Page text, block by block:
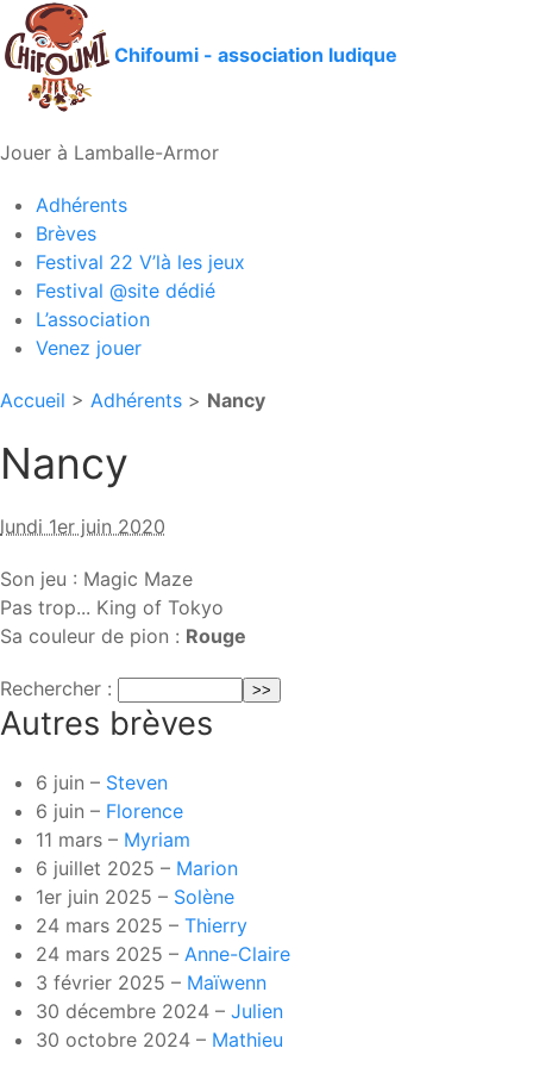
Chifoumi - association ludique
Jouer à Lamballe-Armor
Adhérents
Brèves
Festival 22 V’là les jeux
Festival @site dédié
L’association
Venez jouer
Accueil > Adhérents > Nancy
Nancy
lundi 1er juin 2020
Son jeu : Magic Maze
Pas trop... King of Tokyo
Sa couleur de pion : Rouge
Rechercher :
Autres brèves
6 juin – Steven
6 juin – Florence
11 mars – Myriam
6 juillet 2025 – Marion
1er juin 2025 – Solène
24 mars 2025 – Thierry
24 mars 2025 – Anne-Claire
3 février 2025 – Maïwenn
30 décembre 2024 – Julien
30 octobre 2024 – Mathieu